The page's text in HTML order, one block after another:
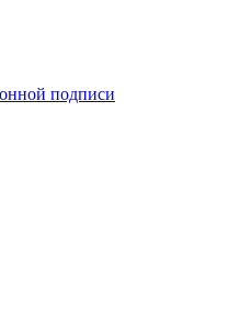
подписи